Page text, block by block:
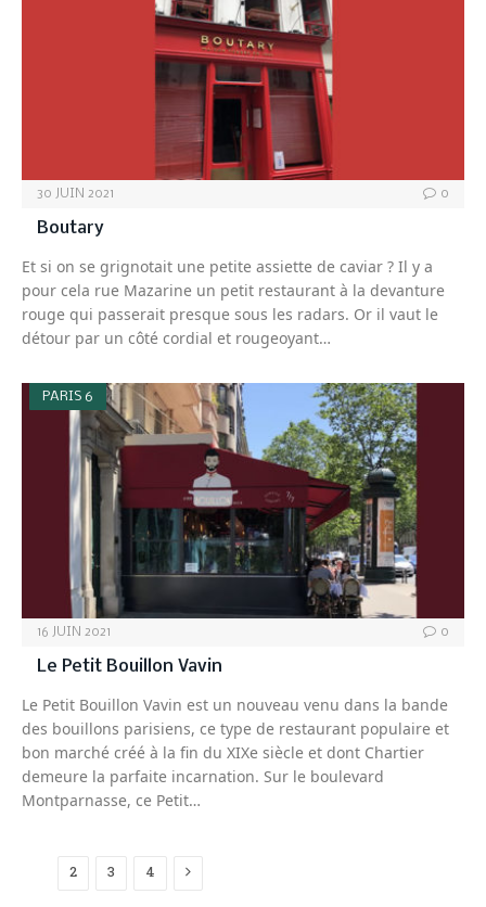
30 JUIN 2021 0
Boutary
Et si on se grignotait une petite assiette de caviar ? Il y a
pour cela rue Mazarine un petit restaurant à la devanture
rouge qui passerait presque sous les radars. Or il vaut le
détour par un côté cordial et rougeoyant…
PARIS 6
16 JUIN 2021 0
Le Petit Bouillon Vavin
Le Petit Bouillon Vavin est un nouveau venu dans la bande
des bouillons parisiens, ce type de restaurant populaire et
bon marché créé à la fin du XIXe siècle et dont Chartier
demeure la parfaite incarnation. Sur le boulevard
Montparnasse, ce Petit…
2 3 4 Next